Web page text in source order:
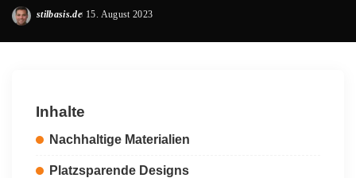
Posted
stilbasis.de 15. August 2023
Inhalte
Nachhaltige Materialien
Platzsparende Designs